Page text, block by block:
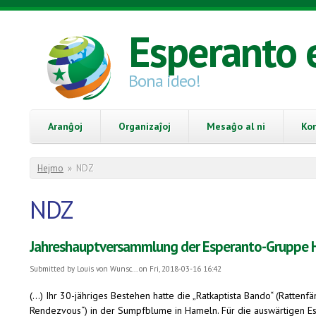
Skip to main content
Esperanto
Bona ideo!
Aranĝoj Organizaĵoj Mesaĝo al ni
You are here
Hejmo » NDZ
NDZ
Jahreshauptversammlung der Esperanto-Gruppe
Submitted by Louis von Wunsc...on Fri, 2018-03-16 16:42
(...) Ihr 30-jähriges Bestehen hatte die „Ratkaptista Bando“
Rendezvous“) in der Sumpfblume in Hameln. Für die auswärtigen